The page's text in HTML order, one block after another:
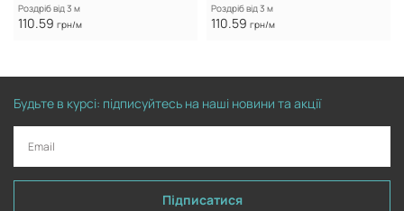
Роздріб від 3 м
110.59 грн/м
Роздріб від 3 м
110.59 грн/м
Будьте в курсі: підписуйтесь на наші новини та акції
Підписатися